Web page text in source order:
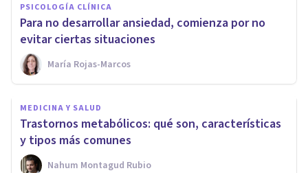
PSICOLOGÍA CLÍNICA
Para no desarrollar ansiedad, comienza por no
evitar ciertas situaciones
María Rojas-Marcos
MEDICINA Y SALUD
Trastornos metabólicos: qué son, características
y tipos más comunes
Nahum Montagud Rubio